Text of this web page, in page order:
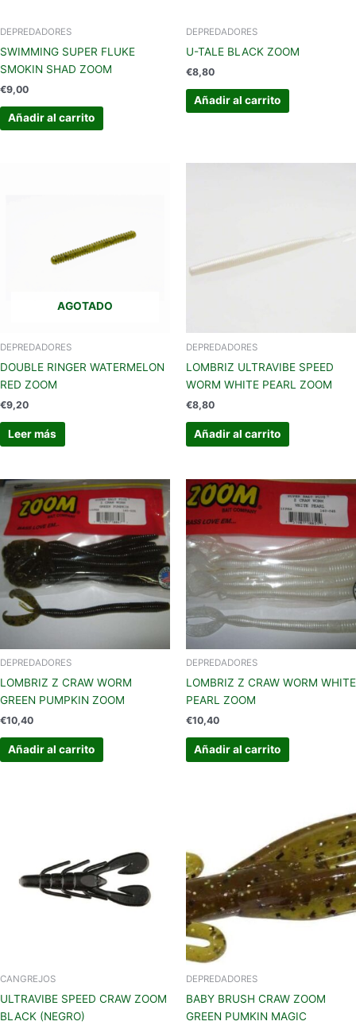
DEPREDADORES
SWIMMING SUPER FLUKE
SMOKIN SHAD ZOOM
€9,00
Añadir al carrito
DEPREDADORES
U-TALE BLACK ZOOM
€8,80
Añadir al carrito
AGOTADO
DEPREDADORES
DOUBLE RINGER WATERMELON
RED ZOOM
€9,20
Leer más
DEPREDADORES
LOMBRIZ ULTRAVIBE SPEED
WORM WHITE PEARL ZOOM
€8,80
Añadir al carrito
DEPREDADORES
LOMBRIZ Z CRAW WORM
GREEN PUMPKIN ZOOM
€10,40
Añadir al carrito
DEPREDADORES
LOMBRIZ Z CRAW WORM WHITE
PEARL ZOOM
€10,40
Añadir al carrito
CANGREJOS
ULTRAVIBE SPEED CRAW ZOOM
BLACK (NEGRO)
DEPREDADORES
BABY BRUSH CRAW ZOOM
GREEN PUMKIN MAGIC